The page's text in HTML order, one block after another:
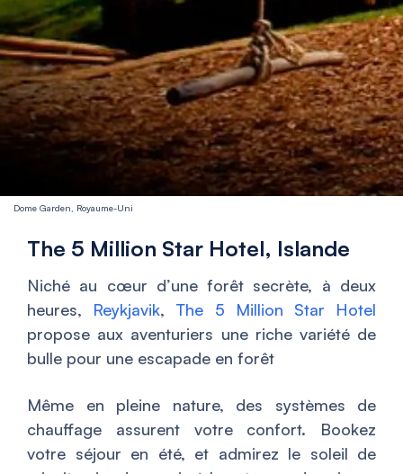
Dome Garden, Royaume-Uni
The 5 Million Star Hotel, Islande
Niché au cœur d’une forêt secrète, à deux
heures, Reykjavik, The 5 Million Star Hotel
propose aux aventuriers une riche variété de
bulle pour une escapade en forêt
Même en pleine nature, des systèmes de
chauffage assurent votre confort. Bookez
votre séjour en été, et admirez le soleil de